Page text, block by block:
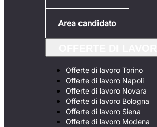
Area candidato
Offerte di lavoro Torino
Offerte di lavoro Napoli
Offerte di lavoro Novara
Offerte di lavoro Bologna
Offerte di lavoro Siena
Offerte di lavoro Modena